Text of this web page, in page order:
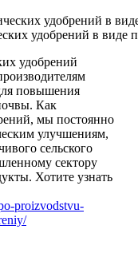
удобрений в виде
удобрений
повышения
Как
мы постоянно
улучшениям,
сельского
сектору
Хотите узнать
proizvodstvu-